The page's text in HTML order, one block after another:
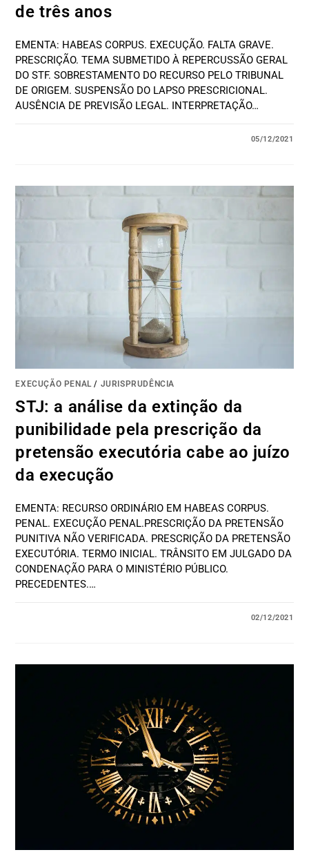
de três anos
EMENTA: HABEAS CORPUS. EXECUÇÃO. FALTA GRAVE.
PRESCRIÇÃO. TEMA SUBMETIDO À REPERCUSSÃO GERAL
DO STF. SOBRESTAMENTO DO RECURSO PELO TRIBUNAL
DE ORIGEM. SUSPENSÃO DO LAPSO PRESCRICIONAL.
AUSÊNCIA DE PREVISÃO LEGAL. INTERPRETAÇÃO…
05/12/2021
EXECUÇÃO PENAL / JURISPRUDÊNCIA
STJ: a análise da extinção da
punibilidade pela prescrição da
pretensão executória cabe ao juízo
da execução
EMENTA: RECURSO ORDINÁRIO EM HABEAS CORPUS.
PENAL. EXECUÇÃO PENAL.PRESCRIÇÃO DA PRETENSÃO
PUNITIVA NÃO VERIFICADA. PRESCRIÇÃO DA PRETENSÃO
EXECUTÓRIA. TERMO INICIAL. TRÂNSITO EM JULGADO DA
CONDENAÇÃO PARA O MINISTÉRIO PÚBLICO.
PRECEDENTES.…
02/12/2021